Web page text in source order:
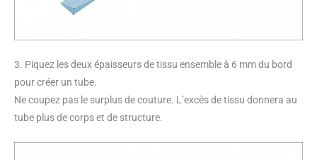
3. Piquez les deux épaisseurs de tissu ensemble à 6 mm du bord
pour créer un tube.
Ne coupez pas le surplus de couture. L’excès de tissu donnera au
tube plus de corps et de structure.